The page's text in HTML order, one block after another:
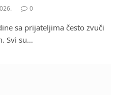
0
sa prijateljima često zvuči
Svi su…